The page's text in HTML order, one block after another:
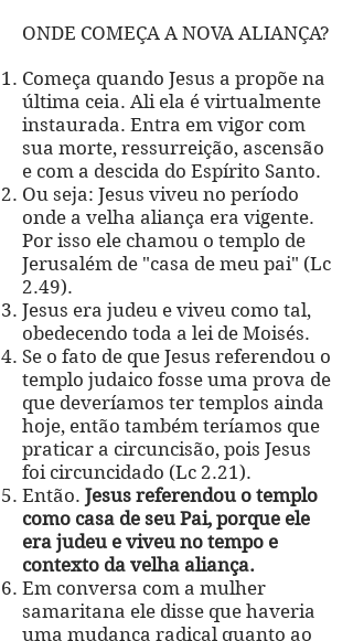
ONDE COMEÇA A NOVA ALIANÇA?
Começa quando Jesus a propõe na
última ceia. Ali ela é virtualmente
instaurada. Entra em vigor com
sua morte, ressurreição, ascensão
e com a descida do Espírito Santo.
Ou seja: Jesus viveu no período
onde a velha aliança era vigente.
Por isso ele chamou o templo de
Jerusalém de "casa de meu pai" (Lc
2.49).
Jesus era judeu e viveu como tal,
obedecendo toda a lei de Moisés.
Se o fato de que Jesus referendou o
templo judaico fosse uma prova de
que deveríamos ter templos ainda
hoje, então também teríamos que
praticar a circuncisão, pois Jesus
foi circuncidado (Lc 2.21).
Então. Jesus referendou o templo
como casa de seu Pai, porque ele
era judeu e viveu no tempo e
contexto da velha aliança.
Em conversa com a mulher
samaritana ele disse que haveria
uma mudança radical quanto ao